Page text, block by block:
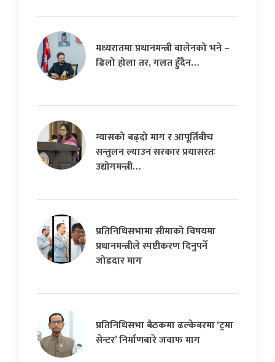
मध्यरातमा प्रधानमन्त्री बालेनको भने –
ढिलो होला तर, गलत हुँदैन…
ग्यासको बढ्दो माग र आपूर्तिबीच
सन्तुलन ल्याउन सरकार प्रयासरतः
उद्योगमन्त्री…
प्रतिनिधिसभामा सीमाको विषयमा
प्रधानमन्त्रीले स्पष्टीकरण दिनुपर्ने
जोडदार माग
प्रतिनिधिसभा बैठकमा ढल्केबरमा ‘ट्रमा
सेन्टर’ निर्माणबारे जवाफ माग